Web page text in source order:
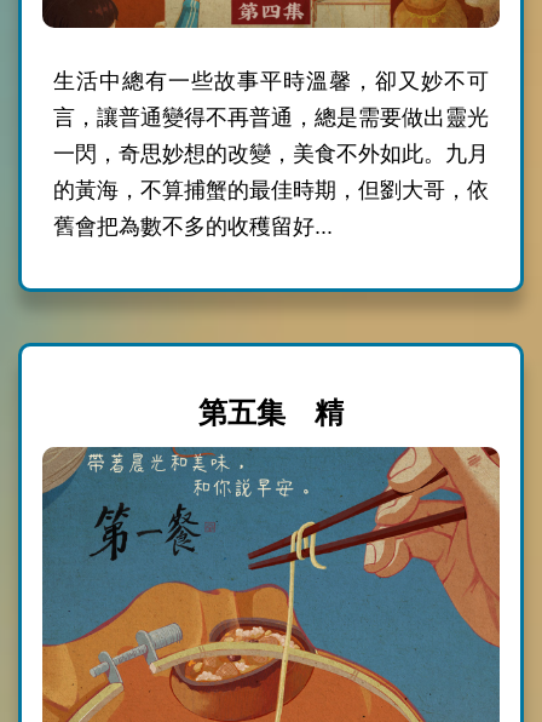
生活中總有一些故事平時溫馨，卻又妙不可
言，讓普通變得不再普通，總是需要做出靈光
一閃，奇思妙想的改變，美食不外如此。九月
的黃海，不算捕蟹的最佳時期，但劉大哥，依
舊會把為數不多的收穫留好...
第五集 精